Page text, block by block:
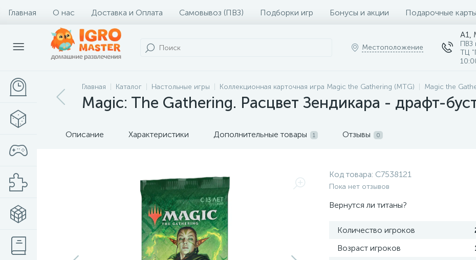
Главная О нас Доставка и Оплата Самовывоз (ПВЗ) Подборки игр Бонусы и акции Подарочные карты
Местоположение
A1,
ПВЗ
ТЦ
Главная Каталог Настольные игры Коллекционная карточная игра Magic the Gathering (MTG) Magic the
Magic: The Gathering. Расцвет Зендикара - драфт-
Описание Характеристики Дополнительные товары 1 Отзывы 0
Код товара: C7538121
Пока нет отзывов
Вернутся ли титаны?
Количество игроков
Возраст игроков